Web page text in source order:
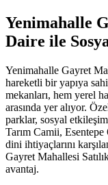
Yenimahalle
Daire ile
Yenimahalle Gayret
hareketli bir yapıya
mekanları, hem yerel
arasında yer alıyor.
parklar, sosyal
Tarım Camii,
dini ihtiyaçlarını
Gayret Mahallesi
avantaj.